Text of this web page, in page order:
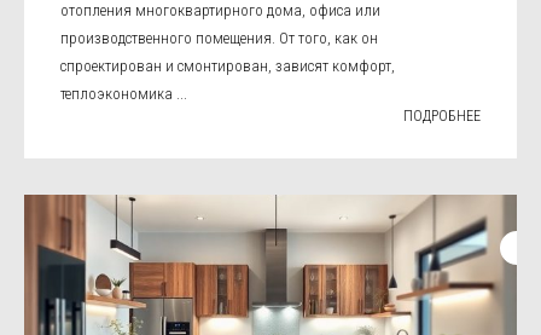
отопления многоквартирного дома, офиса или
производственного помещения. От того, как он
спроектирован и смонтирован, зависят комфорт,
теплоэкономика ...
ПОДРОБНЕЕ